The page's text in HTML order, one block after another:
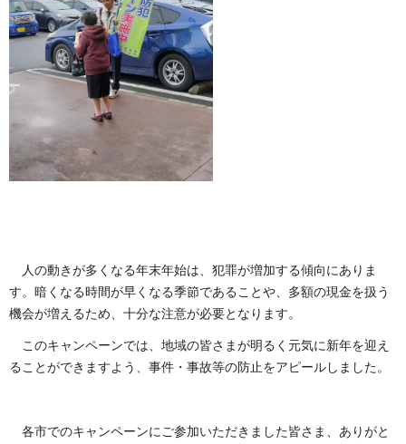
人の動きが多くなる年末年始は、犯罪が増加する傾向にありま
す。暗くなる時間が早くなる季節であることや、多額の現金を扱う
機会が増えるため、十分な注意が必要となります。
このキャンペーンでは、地域の皆さまが明るく元気に新年を迎え
ることができますよう、事件・事故等の防止をアピールしました。
各市でのキャンペーンにご参加いただきました皆さま、ありがと